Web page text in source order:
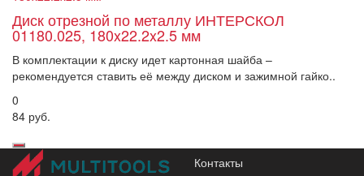
Диск отрезной по металлу ИНТЕРСКОЛ
01180.025, 180x22.2x2.5 мм
В комплектации к диску идет картонная шайба –
рекомендуется ставить её между диском и зажимной гайко..
0
84 руб.
Контакты